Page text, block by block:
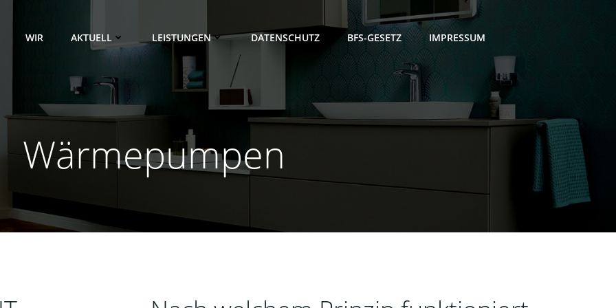
WIR AKTUELL LEISTUNGEN DATENSCHUTZ BFS-GESETZ IMPRESSUM
Wärmepumpen